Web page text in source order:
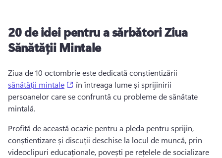
20 de idei pentru a sărbători Ziua
Sănătății Mintale
Ziua de 10 octombrie este dedicată conștientizării
sănătății mintale
(opens in a new tab)
în întreaga lume și sprijinirii
persoanelor care se confruntă cu probleme de sănătate
mintală.
Profită de această ocazie pentru a pleda pentru sprijin,
conștientizare și discuții deschise la locul de muncă, prin
videoclipuri educaționale, povești pe rețelele de socializare